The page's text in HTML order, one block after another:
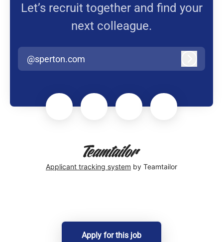
Apply for this job
Let’s recruit together and find your
next colleague.
@sperton.com
Applicant tracking system by Teamtailor